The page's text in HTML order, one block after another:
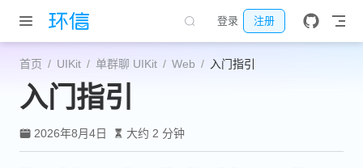
跳至主要內容
登录 注册
首页 UIKit 单群聊 UIKit Web 入门指引
入门指引
2026年8月4日 大约 2 分钟